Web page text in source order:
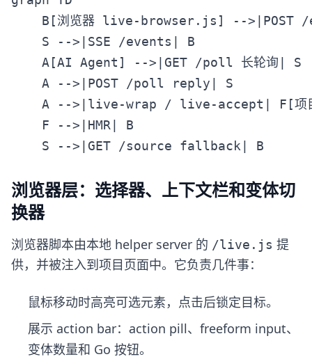
B[浏览器 live-browser.js] -->|POST
    S -->|SSE /events| B
    A[AI Agent] -->|GET /poll 长轮询| S
    A -->|POST /poll reply| S
A -->|live-wrap / live-accept| F[项
    F -->|HMR| B
浏览器层：选择器、上下文栏和变体切
换器
浏览器脚本由本地 helper server 的 /live.js 提
供，并被注入到项目页面中。它负责几件事：
鼠标移动时高亮可选元素，点击后锁定目标。
展示 action bar：action pill、freeform input、
变体数量和 Go 按钮。